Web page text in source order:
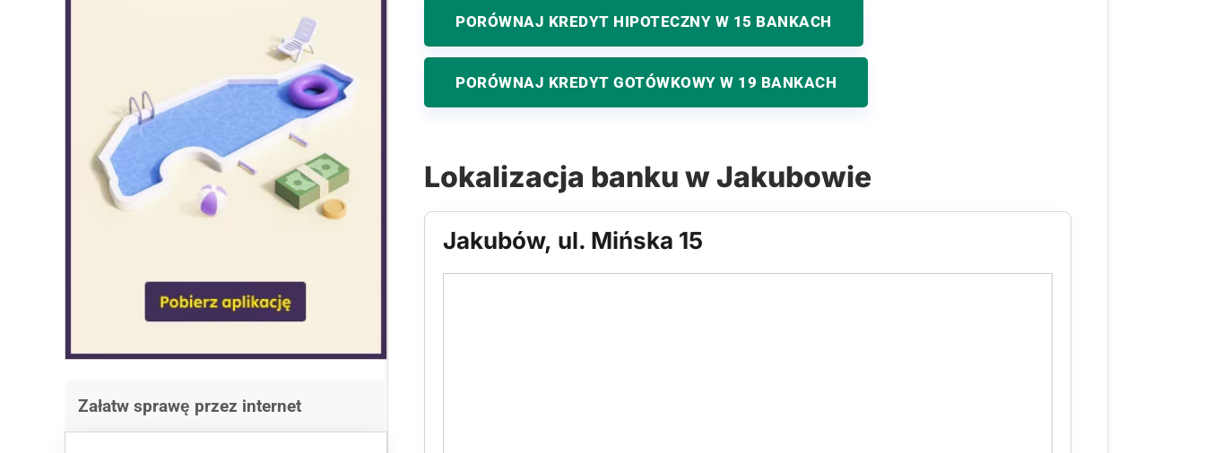
Załatw sprawę przez internet
PORÓWNAJ KREDYT HIPOTECZNY W 15 BANKACH
PORÓWNAJ KREDYT GOTÓWKOWY W 19 BANKACH
Lokalizacja banku w Jakubowie
Jakubów, ul. Mińska 15